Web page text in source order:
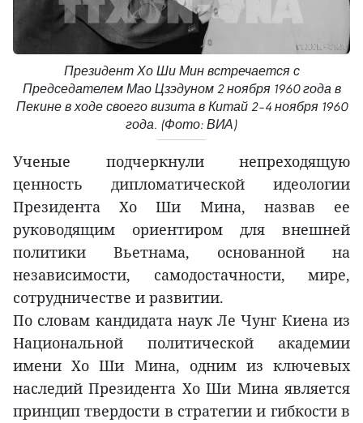
Президент Хо Ши Мин встречается с
Председателем Мао Цзэдуном 2 ноября 1960 года в
Пекине в ходе своего визита в Китай 2–4 ноября 1960
года. (Фото: ВИА)
Ученые подчеркнули непреходящую
ценность дипломатической идеологии
Президента Хо Ши Мина, назвав ее
руководящим ориентиром для внешней
политики Вьетнама, основанной на
независимости, самодостачности, мире,
сотрудничестве и развитии.
По словам кандидата наук Ле Чунг Киена из
Национальной политической академии
имени Хо Ши Мина, одним из ключевых
наследий Президента Хо Ши Мина является
принцип твердости в стратегии и гибкости в